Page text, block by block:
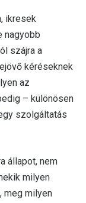
ikresek
nagyobb
szájra a
kéréseknek
az
– különösen
szolgáltatás
állapot, nem
milyen
meg milyen